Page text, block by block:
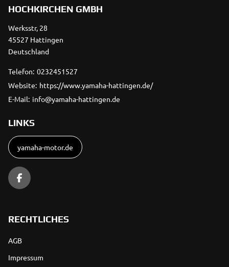
HOCHKIRCHEN GMBH
Werksstr, 28
45527 Hattingen
Deutschland
Telefon: 0232451527
Website: https://www.yamaha-hattingen.de/
E-Mail: info@yamaha-hattingen.de
LINKS
yamaha-motor.de
RECHTLICHES
AGB
Impressum